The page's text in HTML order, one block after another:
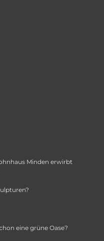
Minden erwirbt
eine grüne Oase?